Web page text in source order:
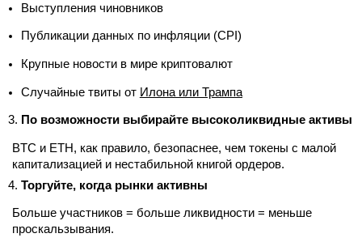
Выступления чиновников
Публикации данных по инфляции (CPI)
Крупные новости в мире криптовалют
Случайные твиты от Илона или Трампа
По возможности выбирайте высоколиквидные активы
BTC и ETH, как правило, безопаснее, чем токены с малой
капитализацией и нестабильной книгой ордеров.
Торгуйте, когда рынки активны
Больше участников = больше ликвидности = меньше
проскальзывания.